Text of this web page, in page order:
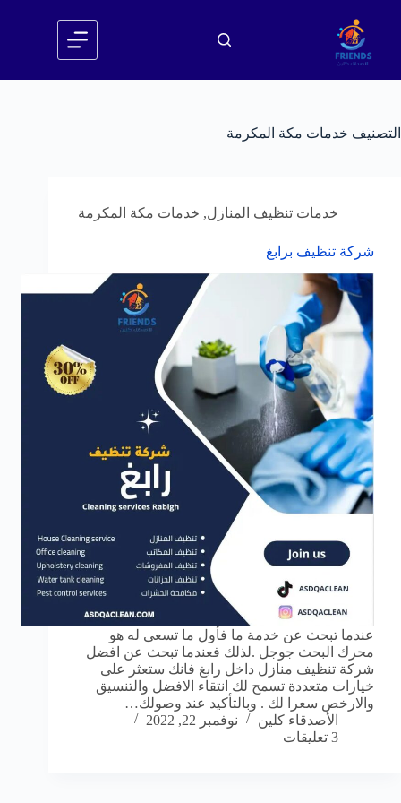
المحتوى
التصنيف خدمات مكة المكرمة
خدمات تنظيف المنازل, خدمات مكة المكرمة
شركة تنظيف برابغ
عندما تبحث عن خدمة ما فأول ما تسعى له هو
محرك البحث جوجل .لذلك فعندما تبحث عن افضل
شركة تنظيف منازل داخل رابغ فانك ستعثر على
خيارات متعددة تسمح لك انتقاء الافضل والتنسيق
والارخص سعرا لك . وبالتأكيد عند وصولك…
الأصدقاء كلين
نوفمبر 22, 2022
3 تعليقات